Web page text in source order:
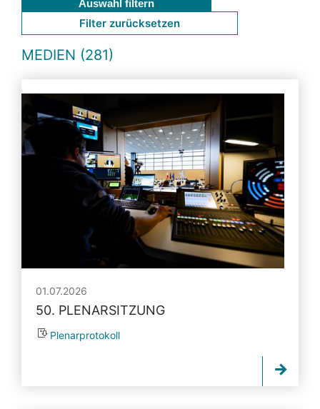
Auswahl filtern
Filter zurücksetzen
MEDIEN (281)
01.07.2026
50. PLENARSITZUNG
Plenarprotokoll